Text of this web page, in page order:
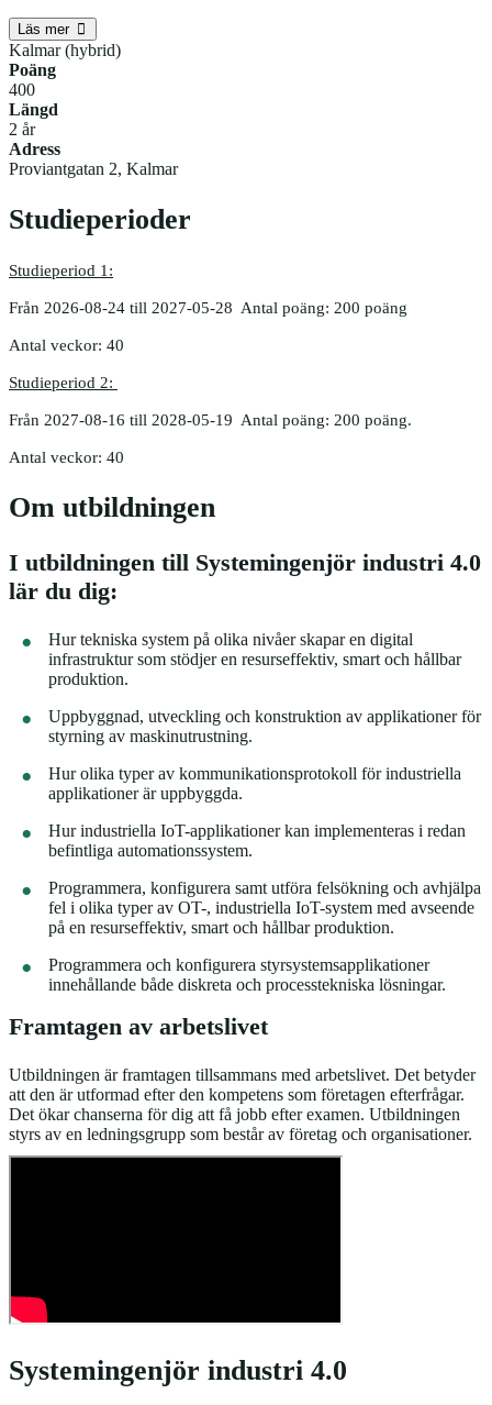
Läs mer
Kalmar (hybrid)
Poäng
400
Längd
2 år
Adress
Proviantgatan 2, Kalmar
Studieperioder
Studieperiod 1:
Från 2026-08-24 till 2027-05-28 Antal poäng: 200 poäng
Antal veckor: 40
Studieperiod 2:
Från 2027-08-16 till 2028-05-19 Antal poäng: 200 poäng.
Antal veckor: 40
Om utbildningen
I utbildningen till Systemingenjör industri 4.0
lär du dig:
Hur tekniska system på olika nivåer skapar en digital
infrastruktur som stödjer en resurseffektiv, smart och hållbar
produktion.
Uppbyggnad, utveckling och konstruktion av applikationer för
styrning av maskinutrustning.
Hur olika typer av kommunikationsprotokoll för industriella
applikationer är uppbyggda.
Hur industriella IoT-applikationer kan implementeras i redan
befintliga automationssystem.
Programmera, konfigurera samt utföra felsökning och avhjälpa
fel i olika typer av OT-, industriella IoT-system med avseende
på en resurseffektiv, smart och hållbar produktion.
Programmera och konfigurera styrsystemsapplikationer
innehållande både diskreta och processtekniska lösningar.
Framtagen av arbetslivet
Utbildningen är framtagen tillsammans med arbetslivet. Det betyder
att den är utformad efter den kompetens som företagen efterfrågar.
Det ökar chanserna för dig att få jobb efter examen. Utbildningen
styrs av en ledningsgrupp som består av företag och organisationer.
Systemingenjör industri 4.0